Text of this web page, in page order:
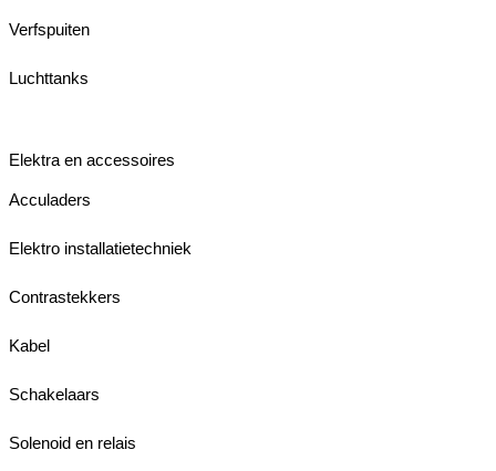
Verfspuiten
Luchttanks
Elektra en accessoires
Acculaders
Elektro installatietechniek
Contrastekkers
Kabel
Schakelaars
Solenoid en relais